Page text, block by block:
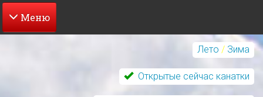
Перейти
Лето / Зима
Открытые сейчас канатки